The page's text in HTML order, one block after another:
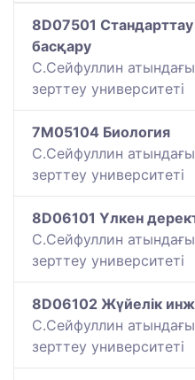
8D07501
басқару
С.Сейфуллин
зерттеу университеті
7M05104 Биология
С.Сейфуллин
зерттеу университеті
8D06101 Үлкен
С.Сейфуллин
зерттеу университеті
8D06102 Жүйелік
С.Сейфуллин
зерттеу университеті